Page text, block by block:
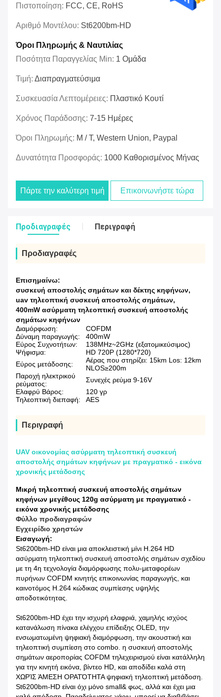
Πιστοποίηση: FCC, CE, RoHS
Αριθμό Μοντέλου: St6200bm-HD
Όροι Πληρωμής & Ναυτιλίας
Ποσότητα Παραγγελίας Min: 1 Ομάδα
Τιμή: Διαπραγματεύσιμα
Συσκευασία Λεπτομέρειες: Πλαστικό Κουτί
Χρόνος Παράδοσης: 7-15 Ημέρες
Όροι Πληρωμής: Μ / Τ, Western Union, Paypal
Δυνατότητα Προσφοράς: 1000 Καθορισμένος Μήνας
Πάρτε την καλύτερη τιμή Επικοινωνήστε τώρα
Προδιαγραφές Περιγραφή
Προδιαγραφές
Επισημαίνω:
συσκευή αποστολής σημάτων και δέκτης κηφήνων,
uav τηλεοπτική συσκευή αποστολής σημάτων,
400mW ασύρματη τηλεοπτική συσκευή αποστολής
σημάτων κηφήνων
Διαμόρφωση:
COFDM
Δύναμη παραγωγής:
400mW
Εύρος Συχνοτήτων:
138MHz~2GHz (εξατομικεύσιμος)
Ψήφισμα:
HD 720P (1280*720)
Εύρος μετάδοσης:
Αέρας που στηρίζει: 15km Los: 12km
NLOS≥200m
Παροχή ηλεκτρικού
ρεύματος:
Συνεχές ρεύμα 9-16V
Ελαφρύ Βάρος:
120 γρ
Τηλεοπτική διεπαφή:
AES
Περιγραφή
UAV οικονομίας ασύρματη τηλεοπτική συσκευή
αποστολής σημάτων κηφήνων με πραγματικό - εικόνα
χρονικής μετάδοσης
Μικρή τηλεοπτική συσκευή αποστολής σημάτων
κηφήνων μεγέθους 120g ασύρματη με πραγματικό -
εικόνα χρονικής μετάδοσης
Φύλλο προδιαγραφών
Εγχειρίδιο χρηστών
Εισαγωγή:
St6200bm-HD είναι μια αποκλειστική μίνι H.264 HD
ασύρματη τηλεοπτική συσκευή αποστολής σημάτων σχεδίου
με τη 4η τεχνολογία διαμόρφωσης πολυ-μεταφορέων
πυρήνων COFDM κινητής επικοινωνίας παραγωγής, και
καινοτόμος H.264 κώδικας συμπίεσης υψηλής
αποδοτικότητας.
St6200bm-HD έχει την ισχυρή ελαφριά, χαμηλής ισχύος
κατανάλωση πίνακα ελέγχου επίδειξης OLED, την
ενσωματωμένη ψηφιακή διαμόρφωση, την ακουστική και
τηλεοπτική συμπίεση στο combo. η συσκευή αποστολής
σημάτων αεροπορίας COFDM τηλεχειρισμού είναι κατάλληλη
για την κινητή εικόνα, βίντεο HD, και αποδίδει καλά στη
ΧΩΡΊΣ ΆΜΕΣΗ ΟΡΑΤΌΤΗΤΑ ψηφιακή τηλεοπτική μετάδοση.
St6200bm-HD είναι όχι μόνο small& φως, αλλά και έχει μια